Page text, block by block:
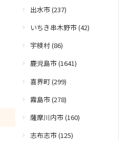
出水市 (237)
いちき串木野市 (42)
宇検村 (86)
鹿児島市 (1641)
喜界町 (299)
霧島市 (278)
薩摩川内市 (160)
志布志市 (125)